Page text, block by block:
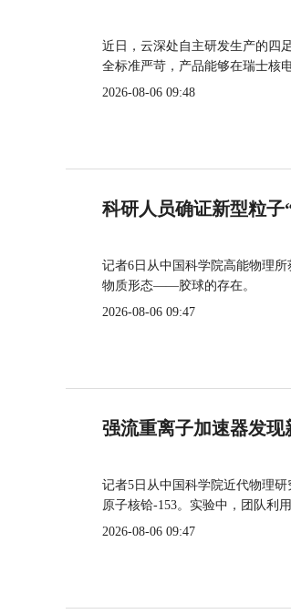
近日，云深处自主研发生产的四
全标准严苛，产品能够在瑞士核
2026-08-06 09:48
科研人员确证新型粒子
记者6日从中国科学院高能物理
物质形态——胶球的存在。
2026-08-06 09:47
强流重离子加速器发现
记者5日从中国科学院近代物理
原子核铪-153。实验中，团队利
2026-08-06 09:47